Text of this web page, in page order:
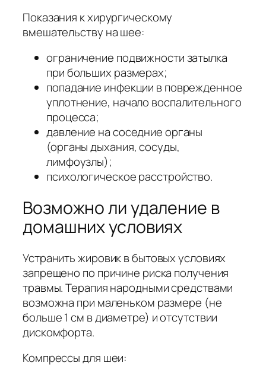
Показания к хирургическому
вмешательству на шее:
ограничение подвижности затылка
при больших размерах;
попадание инфекции в поврежденное
уплотнение, начало воспалительного
процесса;
давление на соседние органы
(органы дыхания, сосуды,
лимфоузлы);
психологическое расстройство.
Возможно ли удаление в
домашних условиях
Устранить жировик в бытовых условиях
запрещено по причине риска получения
травмы. Терапия народными средствами
возможна при маленьком размере (не
больше 1 см в диаметре) и отсутствии
дискомфорта.
Компрессы для шеи: